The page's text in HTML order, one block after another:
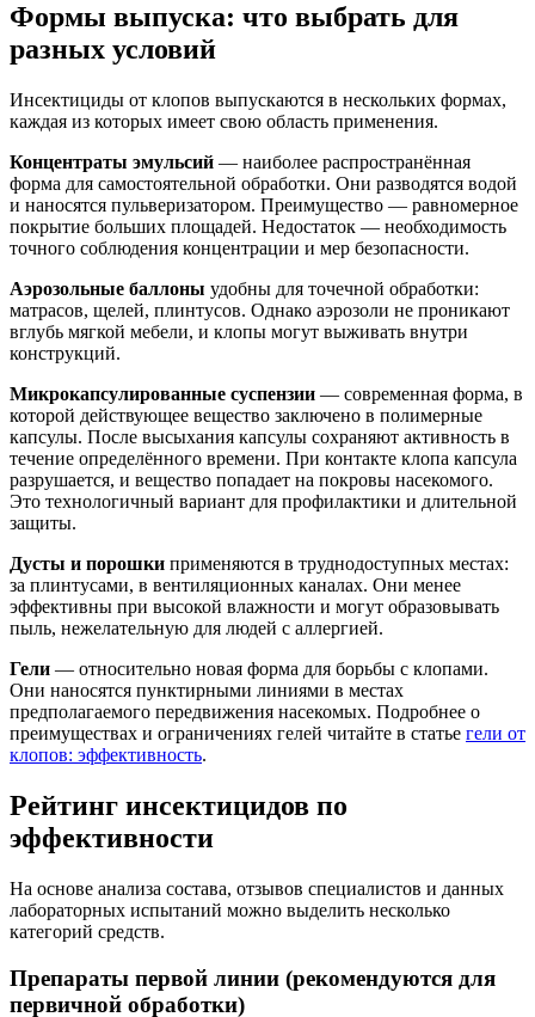
Формы выпуска: что выбрать для
разных условий
Инсектициды от клопов выпускаются в нескольких формах,
каждая из которых имеет свою область применения.
Концентраты эмульсий — наиболее распространённая
форма для самостоятельной обработки. Они разводятся водой
и наносятся пульверизатором. Преимущество — равномерное
покрытие больших площадей. Недостаток — необходимость
точного соблюдения концентрации и мер безопасности.
Аэрозольные баллоны удобны для точечной обработки:
матрасов, щелей, плинтусов. Однако аэрозоли не проникают
вглубь мягкой мебели, и клопы могут выживать внутри
конструкций.
Микрокапсулированные суспензии — современная форма, в
которой действующее вещество заключено в полимерные
капсулы. После высыхания капсулы сохраняют активность в
течение определённого времени. При контакте клопа капсула
разрушается, и вещество попадает на покровы насекомого.
Это технологичный вариант для профилактики и длительной
защиты.
Дусты и порошки применяются в труднодоступных местах:
за плинтусами, в вентиляционных каналах. Они менее
эффективны при высокой влажности и могут образовывать
пыль, нежелательную для людей с аллергией.
Гели — относительно новая форма для борьбы с клопами.
Они наносятся пунктирными линиями в местах
предполагаемого передвижения насекомых. Подробнее о
преимуществах и ограничениях гелей читайте в статье гели от
клопов: эффективность.
Рейтинг инсектицидов по
эффективности
На основе анализа состава, отзывов специалистов и данных
лабораторных испытаний можно выделить несколько
категорий средств.
Препараты первой линии (рекомендуются для
первичной обработки)